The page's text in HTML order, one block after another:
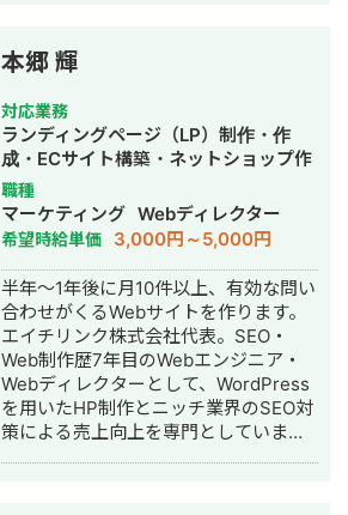
本郷 輝
対応業務
ランディングページ（LP）制作・作
成・ECサイト構築・ネットショップ作
成代行・SEO対策・記事作成代行・ラ
イティング・ホームページ制作・作
成・オウンドメディア制作・構築・運
用代行
職種
マーケティング Webディレクター
希望時給単価 3,000円～5,000円
半年～1年後に月10件以上、有効な問い
合わせがくるWebサイトを作ります。
エイチリンク株式会社代表。SEO・
Web制作歴7年目のWebエンジニア・
Webディレクターとして、WordPress
を用いたHP制作とニッチ業界のSEO対
策による売上向上を専門としていま